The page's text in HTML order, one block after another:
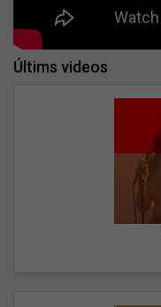
Últims videos